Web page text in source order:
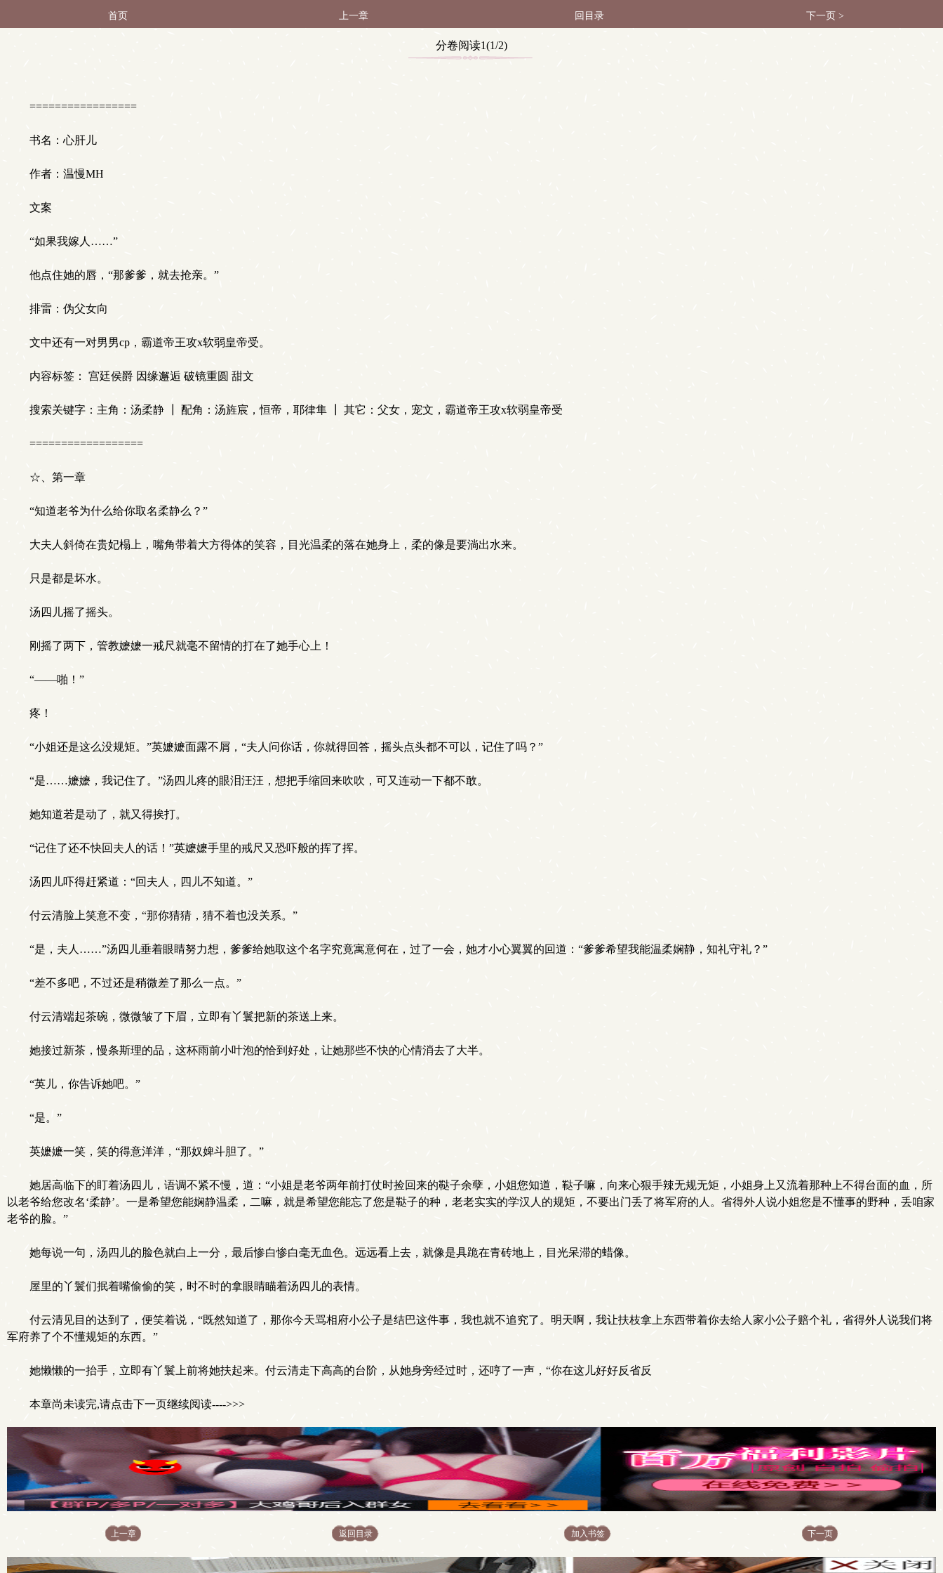
首页 上一章 回目录 下一页 >
分卷阅读1(1/2)
=================
书名：心肝儿
作者：温慢MH
文案
“如果我嫁人……”
他点住她的唇，“那爹爹，就去抢亲。”
排雷：伪父女向
文中还有一对男男cp，霸道帝王攻x软弱皇帝受。
内容标签： 宫廷侯爵 因缘邂逅 破镜重圆 甜文
搜索关键字：主角：汤柔静 ┃ 配角：汤旌宸，恒帝，耶律隼 ┃ 其它：父女，宠文，霸道帝王攻x软弱皇帝受
==================
☆、第一章
“知道老爷为什么给你取名柔静么？”
大夫人斜倚在贵妃榻上，嘴角带着大方得体的笑容，目光温柔的落在她身上，柔的像是要淌出水来。
只是都是坏水。
汤四儿摇了摇头。
刚摇了两下，管教嬷嬷一戒尺就毫不留情的打在了她手心上！
“——啪！”
疼！
“小姐还是这么没规矩。”英嬷嬷面露不屑，“夫人问你话，你就得回答，摇头点头都不可以，记住了吗？”
“是……嬷嬷，我记住了。”汤四儿疼的眼泪汪汪，想把手缩回来吹吹，可又连动一下都不敢。
她知道若是动了，就又得挨打。
“记住了还不快回夫人的话！”英嬷嬷手里的戒尺又恐吓般的挥了挥。
汤四儿吓得赶紧道：“回夫人，四儿不知道。”
付云清脸上笑意不变，“那你猜猜，猜不着也没关系。”
“是，夫人……”汤四儿垂着眼睛努力想，爹爹给她取这个名字究竟寓意何在，过了一会，她才小心翼翼的回道：“爹爹希望我能温柔娴静，知礼守礼？”
“差不多吧，不过还是稍微差了那么一点。”
付云清端起茶碗，微微皱了下眉，立即有丫鬟把新的茶送上来。
她接过新茶，慢条斯理的品，这杯雨前小叶泡的恰到好处，让她那些不快的心情消去了大半。
“英儿，你告诉她吧。”
“是。”
英嬷嬷一笑，笑的得意洋洋，“那奴婢斗胆了。”
她居高临下的盯着汤四儿，语调不紧不慢，道：“小姐是老爷两年前打仗时捡回来的鞑子余孽，小姐您知道，鞑子嘛，向来心狠手辣无规无矩，小姐身上又流着那种上不得台面的血，所
以老爷给您改名‘柔静’。一是希望您能娴静温柔，二嘛，就是希望您能忘了您是鞑子的种，老老实实的学汉人的规矩，不要出门丢了将军府的人。省得外人说小姐您是不懂事的野种，丢咱家
老爷的脸。”
她每说一句，汤四儿的脸色就白上一分，最后惨白惨白毫无血色。远远看上去，就像是具跪在青砖地上，目光呆滞的蜡像。
屋里的丫鬟们抿着嘴偷偷的笑，时不时的拿眼睛瞄着汤四儿的表情。
付云清见目的达到了，便笑着说，“既然知道了，那你今天骂相府小公子是结巴这件事，我也就不追究了。明天啊，我让扶枝拿上东西带着你去给人家小公子赔个礼，省得外人说我们将
军府养了个不懂规矩的东西。”
她懒懒的一抬手，立即有丫鬟上前将她扶起来。付云清走下高高的台阶，从她身旁经过时，还哼了一声，“你在这儿好好反省反
本章尚未读完,请点击下一页继续阅读---->>>
上一章 返回目录 加入书签 下一页